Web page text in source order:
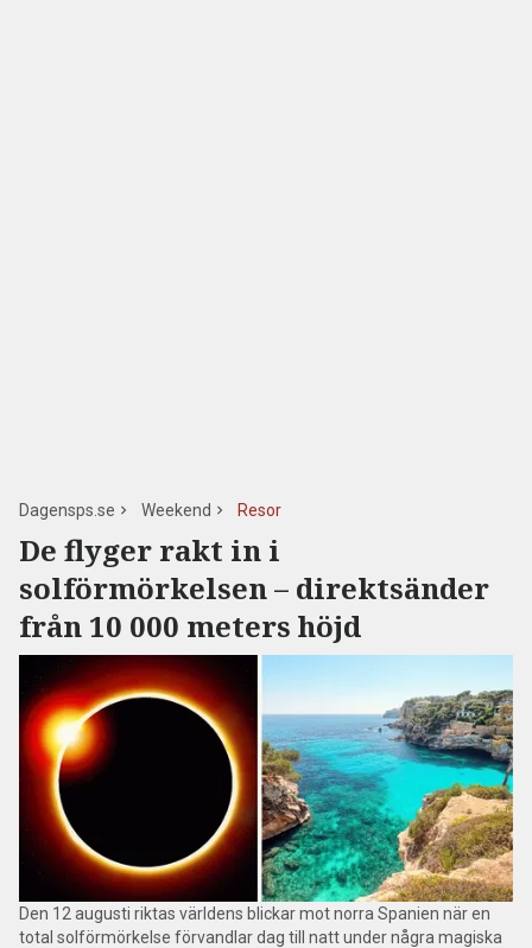
Dagensps.se Weekend Resor
De flyger rakt in i
solförmörkelsen – direktsänder
från 10 000 meters höjd
Den 12 augusti riktas världens blickar mot norra Spanien när en
total solförmörkelse förvandlar dag till natt under några magiska